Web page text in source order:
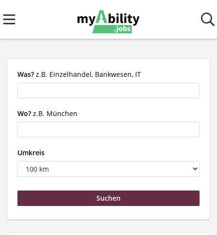
Was? z.B. Einzelhandel, Bankwesen, IT
Wo? z.B. München
Umkreis